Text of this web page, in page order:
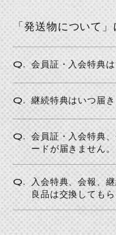
JOIN
「発送物について
Q. 会員証・入会特典
Q. 継続特典はいつ届き
Q.
会員証・入会特典
ードが届きません。
Q.
入会特典、会報、
良品は交換しても